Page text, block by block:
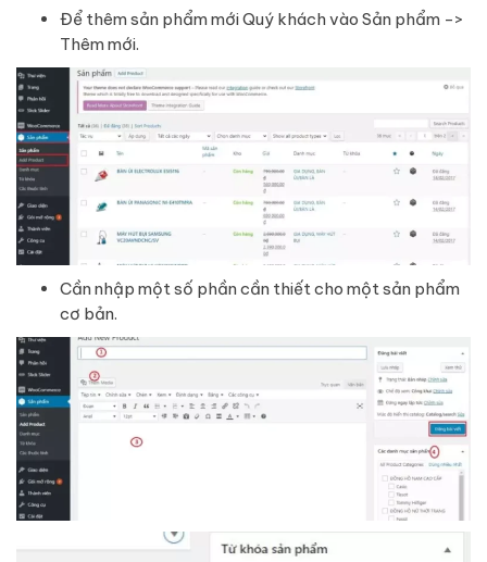
Để thêm sản phẩm mới Quý khách vào Sản phẩm ->
Thêm mới.
Cần nhập một số phần cần thiết cho một sản phẩm
cơ bản.